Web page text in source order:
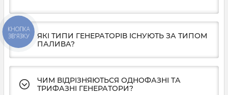
ЯКІ ТИПИ ГЕНЕРАТОРІВ ІСНУЮТЬ ЗА ТИПОМ
ПАЛИВА?
ЧИМ ВІДРІЗНЯЮТЬСЯ ОДНОФАЗНІ ТА
ТРИФАЗНІ ГЕНЕРАТОРИ?
КНОПКА
ЗВ'ЯЗКУ